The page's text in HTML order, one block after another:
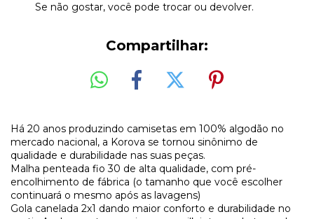
Se não gostar, você pode trocar ou devolver.
Compartilhar:
Há 20 anos produzindo camisetas em 100% algodão no
mercado nacional, a Korova se tornou sinônimo de
qualidade e durabilidade nas suas peças.
Malha penteada fio 30 de alta qualidade, com pré-
encolhimento de fábrica (o tamanho que você escolher
continuará o mesmo após as lavagens)
Gola canelada 2x1 dando maior conforto e durabilidade no